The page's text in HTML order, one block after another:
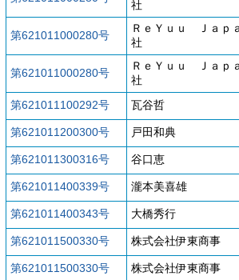
社
第621011000280号
ＲｅＹｕｕ Ｊａｐ
社
第621011000280号
ＲｅＹｕｕ Ｊａｐ
社
第621011100292号 瓦谷哲
第621011200300号 戸田和典
第621011300316号 谷口恵
第621011400339号 瀧本美喜雄
第621011400343号 大橋秀行
第621011500330号 株式会社伊東商事
第621011500330号 株式会社伊東商事